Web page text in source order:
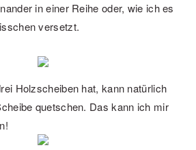
in einer Reihe oder, wie ich es
versetzt.
Holzscheiben hat, kann natürlich
quetschen. Das kann ich mir